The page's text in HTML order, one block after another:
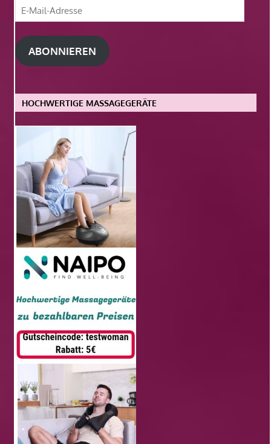
E-
Mail-
Adresse
ABONNIEREN
HOCHWERTIGE MASSAGEGERÄTE